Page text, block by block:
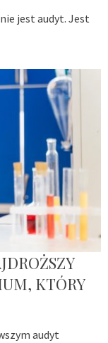
jest audyt. Jest
KTÓRY
audyt